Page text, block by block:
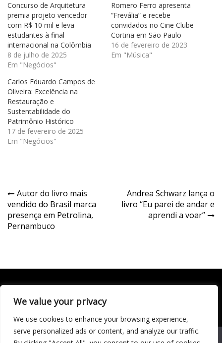
We value your privacy
We use cookies to enhance your browsing experience,
serve personalized ads or content, and analyze our traffic.
Concurso de Arquitetura
premia projeto vencedor
com R$ 10 mil e leva
estudantes à final
internacional na Colômbia
8 de julho de 2025
Em "Negócios"
Romero Ferro apresenta
“Frevália” e recebe
convidados no Cine Clube
Cortina em São Paulo
16 de fevereiro de 2023
Em "Música"
Carlos Eduardo Campos de
Oliveira: Excelência na
Restauração e
Sustentabilidade do
Patrimônio Histórico
17 de fevereiro de 2025
Em "Negócios"
Navegação
de
Post
Autor do livro mais
vendido do Brasil marca
presença em Petrolina,
Pernambuco
Andrea Schwarz lança o
livro “Eu parei de andar e
aprendi a voar”
Todo conteúdo publicado neste portal, incluindo textos,
responsabilidade do autor. © 2020 - 2024 Todos os direitos
reservados ao site Matéria Livre Royale News by
ThemebeezWe use cookies to ensure that we give you the best